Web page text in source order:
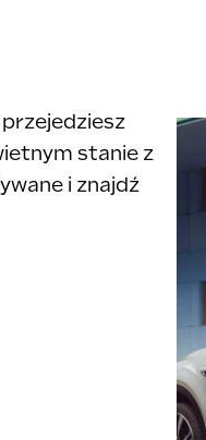
stanie z
i znajdź